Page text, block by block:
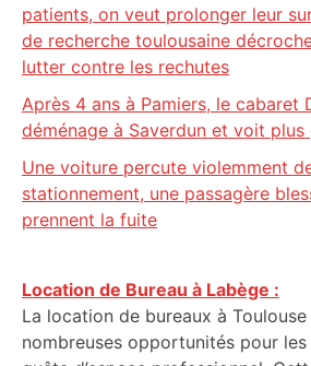
patients, on veut prolonger leur
de recherche toulousaine
lutter contre les rechutes
Après 4 ans à Pamiers, le cabaret
déménage à Saverdun et voit plus
Une voiture percute violemment
stationnement, une passagère
prennent la fuite
Location de Bureau à Labège :
La location de bureaux à
nombreuses opportunités pour les